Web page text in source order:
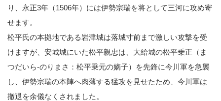
り、永正3年（1506年）には伊勢宗瑞を将として三河に攻め寄
せます。
松平氏の本拠地である岩津城は落城寸前まで激しい攻撃を受
けますが、安城城にいた松平親忠は、大給城の松平乗正（ま
つだいら-のりまさ：松平乗元の嫡子）を先鋒に今川軍を急襲
し、伊勢宗瑞の本陣へ肉薄する猛攻を見せたため、今川軍は
撤退を余儀なくされました。